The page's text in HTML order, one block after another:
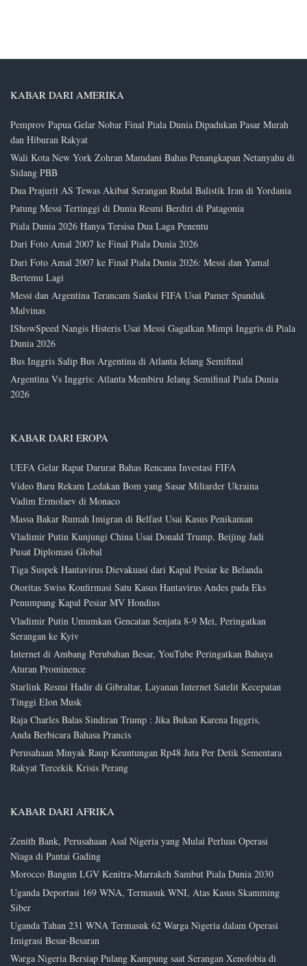
KABAR DARI AMERIKA
Pemprov Papua Gelar Nobar Final Piala Dunia Dipadukan Pasar Murah
dan Hiburan Rakyat
Wali Kota New York Zohran Mamdani Bahas Penangkapan Netanyahu di
Sidang PBB
Dua Prajurit AS Tewas Akibat Serangan Rudal Balistik Iran di Yordania
Patung Messi Tertinggi di Dunia Resmi Berdiri di Patagonia
Piala Dunia 2026 Hanya Tersisa Dua Laga Penentu
Dari Foto Amal 2007 ke Final Piala Dunia 2026
Dari Foto Amal 2007 ke Final Piala Dunia 2026: Messi dan Yamal
Bertemu Lagi
Messi dan Argentina Terancam Sanksi FIFA Usai Pamer Spanduk
Malvinas
IShowSpeed Nangis Histeris Usai Messi Gagalkan Mimpi Inggris di Piala
Dunia 2026
Bus Inggris Salip Bus Argentina di Atlanta Jelang Semifinal
Argentina Vs Inggris: Atlanta Membiru Jelang Semifinal Piala Dunia
2026
KABAR DARI EROPA
UEFA Gelar Rapat Darurat Bahas Rencana Investasi FIFA
Video Baru Rekam Ledakan Bom yang Sasar Miliarder Ukraina
Vadim Ermolaev di Monaco
Massa Bakar Rumah Imigran di Belfast Usai Kasus Penikaman
Vladimir Putin Kunjungi China Usai Donald Trump, Beijing Jadi
Pusat Diplomasi Global
Tiga Suspek Hantavirus Dievakuasi dari Kapal Pesiar ke Belanda
Otoritas Swiss Konfirmasi Satu Kasus Hantavirus Andes pada Eks
Penumpang Kapal Pesiar MV Hondius
Vladimir Putin Umumkan Gencatan Senjata 8-9 Mei, Peringatkan
Serangan ke Kyiv
Internet di Ambang Perubahan Besar, YouTube Peringatkan Bahaya
Aturan Prominence
Starlink Resmi Hadir di Gibraltar, Layanan Internet Satelit Kecepatan
Tinggi Elon Musk
Raja Charles Balas Sindiran Trump : Jika Bukan Karena Inggris,
Anda Berbicara Bahasa Prancis
Perusahaan Minyak Raup Keuntungan Rp48 Juta Per Detik Sementara
Rakyat Tercekik Krisis Perang
KABAR DARI AFRIKA
Zenith Bank, Perusahaan Asal Nigeria yang Mulai Perluas Operasi
Niaga di Pantai Gading
Morocco Bangun LGV Kenitra-Marrakeh Sambut Piala Dunia 2030
Uganda Deportasi 169 WNA, Termasuk WNI, Atas Kasus Skamming
Siber
Uganda Tahan 231 WNA Termasuk 62 Warga Nigeria dalam Operasi
Imigrasi Besar-Besaran
Warga Nigeria Bersiap Pulang Kampung saat Serangan Xenofobia di